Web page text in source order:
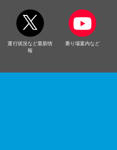
運行状況など最新情
報
乗り場案内など